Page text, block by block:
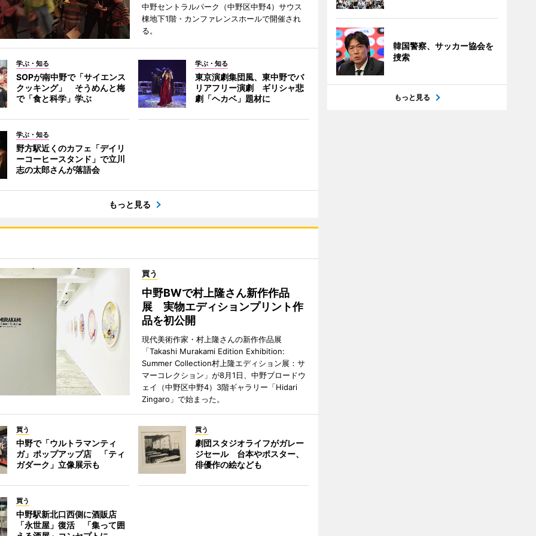
中野セントラルパーク（中野区中野4）サウス
棟地下1階・カンファレンスホールで開催され
る。
学ぶ・知る
SOPが南中野で「サイエンス
クッキング」 そうめんと梅
で「食と科学」学ぶ
学ぶ・知る
東京演劇集団風、東中野でバ
リアフリー演劇 ギリシャ悲
劇「ヘカベ」題材に
学ぶ・知る
野方駅近くのカフェ「デイリ
ーコーヒースタンド」で立川
志の太郎さんが落語会
もっと見る
買う
中野BWで村上隆さん新作作品
展 実物エディションプリント作
品を初公開
現代美術作家・村上隆さんの新作作品展
「Takashi Murakami Edition Exhibition:
Summer Collection村上隆エディション展：サ
マーコレクション」が8月1日、中野ブロードウ
ェイ（中野区中野4）3階ギャラリー「Hidari
Zingaro」で始まった。
買う
中野で「ウルトラマンティ
ガ」ポップアップ店 「ティ
ガダーク」立像展示も
買う
劇団スタジオライフがガレー
ジセール 台本やポスター、
俳優作の絵なども
買う
中野駅新北口西側に酒販店
「永世屋」復活 「集って囲
韓国警察、サッカー協会を
捜索
もっと見る